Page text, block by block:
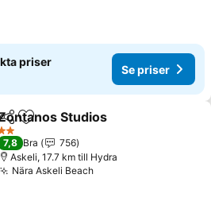
priser
Se priser
Lägg till i Mina Favoriter
Studios
Stjärnor
7,8 Bra
756
Askeli, 17.7 km till Hydra
Nära Askeli BeachSe priser